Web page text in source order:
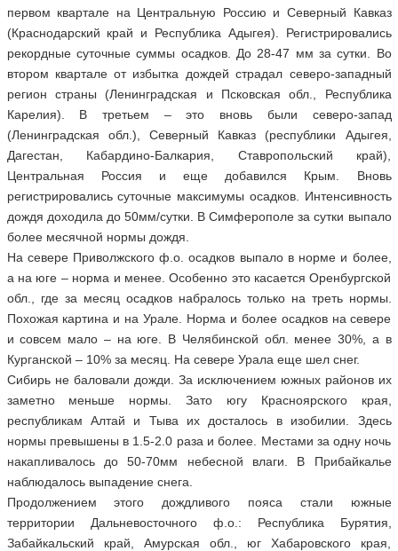
первом квартале на Центральную Россию и Северный Кавказ
(Краснодарский край и Республика Адыгея). Регистрировались
рекордные суточные суммы осадков. До 28-47 мм за сутки. Во
втором квартале от избытка дождей страдал северо-западный
регион страны (Ленинградская и Псковская обл., Республика
Карелия). В третьем – это вновь были северо-запад
(Ленинградская обл.), Северный Кавказ (республики Адыгея,
Дагестан, Кабардино-Балкария, Ставропольский край),
Центральная Россия и еще добавился Крым. Вновь
регистрировались суточные максимумы осадков. Интенсивность
дождя доходила до 50мм/сутки. В Симферополе за сутки выпало
более месячной нормы дождя.
На севере Приволжского ф.о. осадков выпало в норме и более,
а на юге – норма и менее. Особенно это касается Оренбургской
обл., где за месяц осадков набралось только на треть нормы.
Похожая картина и на Урале. Норма и более осадков на севере
и совсем мало – на юге. В Челябинской обл. менее 30%, а в
Курганской – 10% за месяц. На севере Урала еще шел снег.
Сибирь не баловали дожди. За исключением южных районов их
заметно меньше нормы. Зато югу Красноярского края,
республикам Алтай и Тыва их досталось в изобилии. Здесь
нормы превышены в 1.5-2.0 раза и более. Местами за одну ночь
накапливалось до 50-70мм небесной влаги. В Прибайкалье
наблюдалось выпадение снега.
Продолжением этого дождливого пояса стали южные
территории Дальневосточного ф.о.: Республика Бурятия,
Забайкальский край, Амурская обл., юг Хабаровского края,